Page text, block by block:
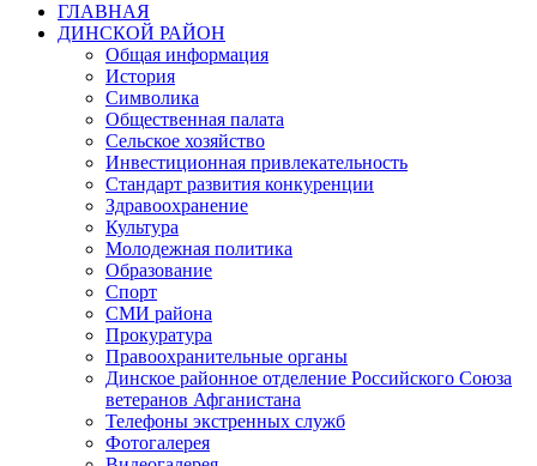
ГЛАВНАЯ
ДИНСКОЙ РАЙОН
Общая информация
История
Символика
Общественная палата
Сельское хозяйство
Инвестиционная привлекательность
Стандарт развития конкуренции
Здравоохранение
Культура
Молодежная политика
Образование
Спорт
СМИ района
Прокуратура
Правоохранительные органы
Динское районное отделение Российского Союза
ветеранов Афганистана
Телефоны экстренных служб
Фотогалерея